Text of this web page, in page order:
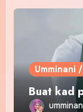
Umminani
Buat kad